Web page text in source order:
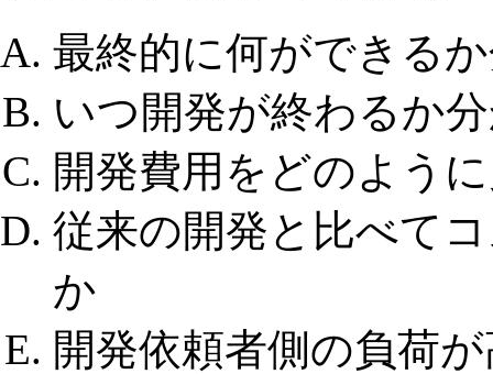
最終的に何ができる
いつ開発が終わるか
開発費用をどのよう
従来の開発と比べて
か
開発依頼者側の負荷